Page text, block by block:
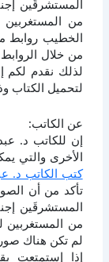
المستشرقَين
من المستغربين
الخطيب روابط
لذلك نقدم لكم
لتحميل الكتاب
عن الكاتب:
إن للكاتب د.
الأخرى والتي
كتب الكاتب د.
تأكد من أن
المستشرقَين
من المستغربين
لم تكن هناك
إذا إستمتعت